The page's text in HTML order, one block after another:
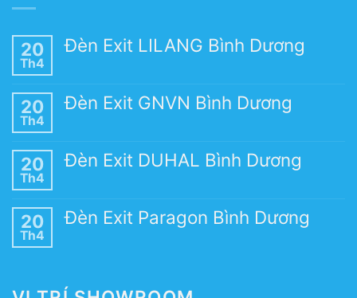
20
Th4
Đèn Exit LILANG Bình Dương
20
Th4
Đèn Exit GNVN Bình Dương
20
Th4
Đèn Exit DUHAL Bình Dương
20
Th4
Đèn Exit Paragon Bình Dương